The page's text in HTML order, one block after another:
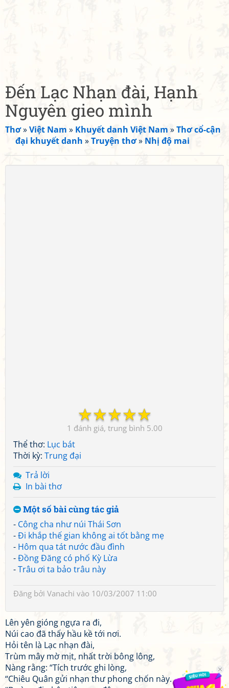
Đến Lạc Nhạn đài, Hạnh
Nguyên gieo mình
Thơ»Việt Nam » Khuyết danh Việt Nam »Thơ cổ-cận
đại khuyết danh »Truyện thơ» Nhị độ mai
☆
☆
☆
☆
☆
1 5.00
Thể thơ: Lục bát
Thời kỳ: Trung đại
Trả lời
In bài thơ
Một số bài cùng tác giả
- Công cha như núi Thái Sơn
-Đi khắp thế gian không ai tốt bằng mẹ
- Hôm qua tát nước đầu đình
-Đồng Đăng có phố Kỳ Lừa
-Trâu ơi ta bảo trâu này
Đăng bởi Vanachi vào 10/03/2007 11:00
Lên yên gióng ngựa ra đi,
Núi cao đã thấy hầu kề tới nơi.
Hỏi tên là Lạc nhạn đài,
Trùm mây mờ mịt, nhất trời bông lông,
Nàng rằng: “Tích trước ghi lòng,
“Chiêu Quân gửi nhạn thư phong chốn này.